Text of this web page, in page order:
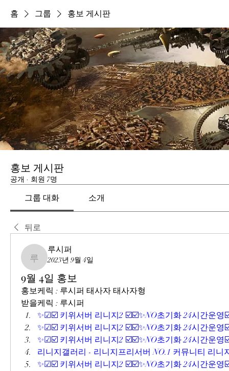
홈 그룹 홍보 게시판
홍보 게시판
공개 · 회원 7명
그룹 대화 소개
뒤로
루시퍼
루시퍼
2023년 9월 4일
9월 4일 홍보
홍보케릭 : 루시퍼 태사자 태사자형
받을케릭 : 루시퍼
✨☑☑️ 키위서버 리니지2 ☑️☑️✨NO초기화 24시간운영
✨☑☑️ 키위서버 리니지2 ☑️☑️✨NO초기화 24시간운영
✨☑☑️ 키위서버 리니지2 ☑️☑️✨NO초기화 24시간운영
리니지갤러리 - 리니지프리서버 NO.1 커뮤니티 리니
✨☑☑️ 키위서버 리니지2 ☑️☑️✨NO초기화 24시간운영